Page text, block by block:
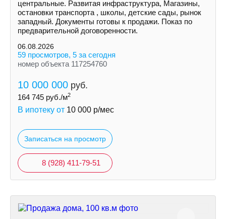
центральные. Развитая инфраструктура, Магазины,
остановки транспорта , школы, детские сады, рынок
западный. Документы готовы к продажи. Показ по
предварительной договоренности.
06.08.2026
59 просмотров, 5 за сегодня
номер объекта 117254760
10 000 000 руб.
164 745 руб./м2
В ипотеку от 10 000 р/мес
Записаться на просмотр
8 (928) 411-79-51